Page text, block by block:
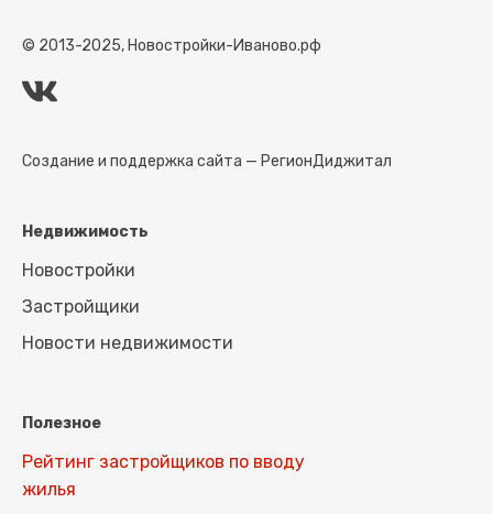
© 2013-2025, Новостройки-Иваново.рф
Создание и поддержка сайта — РегионДиджитал
Недвижимость
Новостройки
Застройщики
Новости недвижимости
Полезное
Рейтинг застройщиков по вводу
жилья